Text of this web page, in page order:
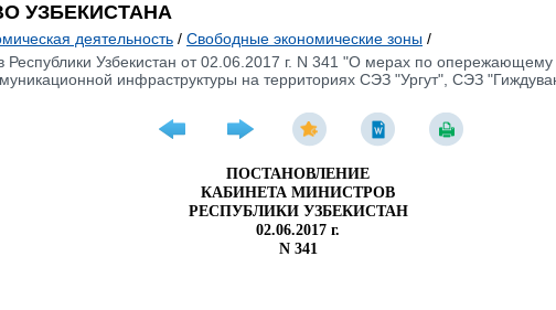
УЗБЕКИСТАНА
деятельность / Свободные экономические зоны /
Узбекистан от 02.06.2017 г. N 341 "О мерах по опережающему
инфраструктуры на территориях СЭЗ "Ургут", СЭЗ
ПОСТАНОВЛЕНИЕ
КАБИНЕТА МИНИСТРОВ
РЕСПУБЛИКИ УЗБЕКИСТАН
02.06.2017 г.
N 341